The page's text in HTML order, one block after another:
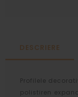
DESCRIERE
Profilele
polistiren